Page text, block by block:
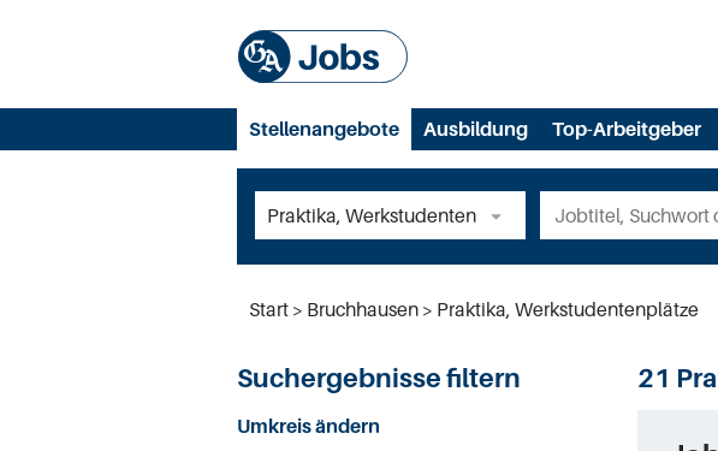
Stellenangebote Ausbildung Top-Arbeitgeber
Start Bruchhausen Praktika, Werkstudentenplätze
Suchergebnisse filtern
Umkreis ändern
21